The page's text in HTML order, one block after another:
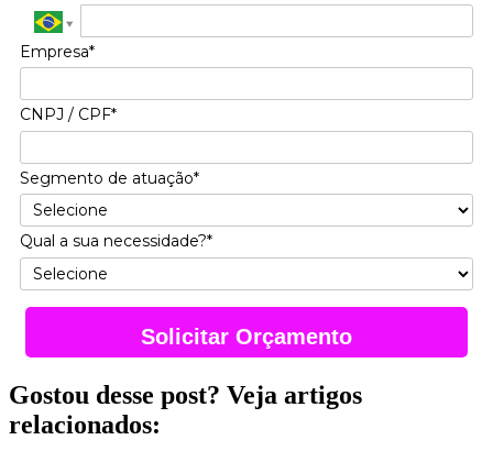
Empresa*
CNPJ / CPF*
Segmento de atuação*
Qual a sua necessidade?*
Solicitar Orçamento
Gostou desse post? Veja artigos
relacionados: